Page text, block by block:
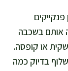
אותם בשכבה
או קופסה.
בדיוק כמה